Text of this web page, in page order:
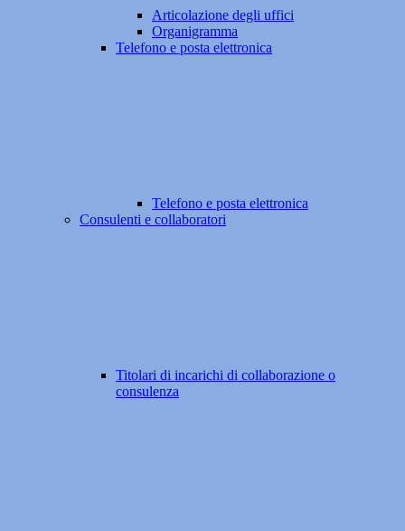
Articolazione degli uffici
Organigramma
Telefono e posta elettronica
Telefono e posta elettronica
Consulenti e collaboratori
Titolari di incarichi di collaborazione o
consulenza